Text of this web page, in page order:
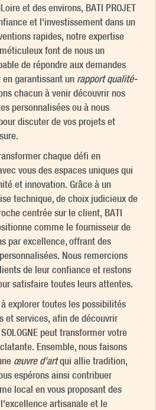
et des environs, BATI PROJET
et l'investissement dans un
rapides, notre expertise
font de nous un
de répondre aux demandes
garantissant un rapport qualité-
chacun à venir découvrir nos
personnalisées ou à nous
discuter de vos projets et
chaque défi en
vous des espaces uniques qui
et innovation. Grâce à un
technique, de choix judicieux de
centrée sur le client, BATI
comme le fournisseur de
par excellence, offrant des
Nous remercions
de leur confiance et restons
satisfaire toutes leurs attentes.
explorer toutes les possibilités
et services, afin de découvrir
peut transformer votre
Ensemble, nous faisons
œuvre d'artqui allie tradition,
espérons ainsi contribuer
local en vous proposant des
artisanale et le